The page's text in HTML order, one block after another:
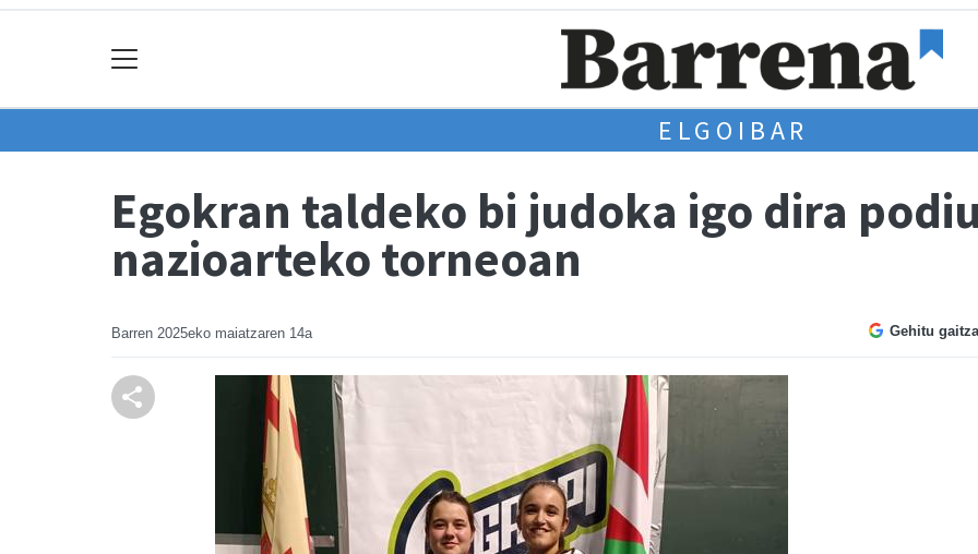
ELGOIBAR
Egokran taldeko bi judoka igo dira
nazioarteko torneoan
Barren 2025eko maiatzaren 14a Gehitu